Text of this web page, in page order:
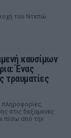
του Ντεπώ
καυσίμων
Ένας
τραυματίες
στις δεξαμενές
πίσω από την